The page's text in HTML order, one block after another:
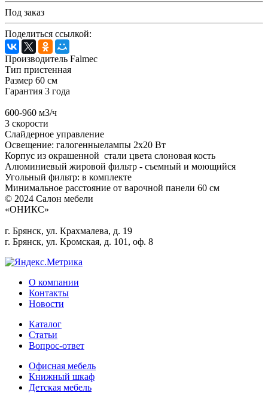
Под заказ
Поделиться ссылкой:
Производитель Falmec
Тип пристенная
Размер 60 см
Гарантия 3 года
600-960 м3/ч
3 скорости
Слайдерное управление
Освещение: галогенныелампы 2х20 Вт
Корпус из окрашенной стали цвета слоновая кость
Алюминиевый жировой фильтр - съемный и моющийся
Угольный фильтр: в комплекте
Минимальное расстояние от варочной панели 60 см
© 2024 Салон мебели
«ОНИКС»
г. Брянск, ул. Крахмалева, д. 19
г. Брянск, ул. Кромская, д. 101, оф. 8
О компании
Контакты
Новости
Каталог
Статьи
Вопрос-ответ
Офисная мебель
Книжный шкаф
Детская мебель